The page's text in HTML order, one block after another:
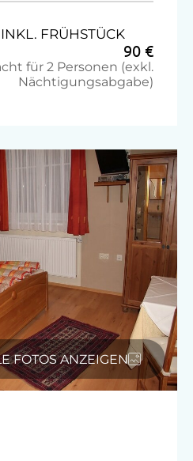
Internetzugang
FRÜHSTÜCK
90 €
für 2 Personen (exkl.
Nächtigungsabgabe)
FOTOS ANZEIGEN